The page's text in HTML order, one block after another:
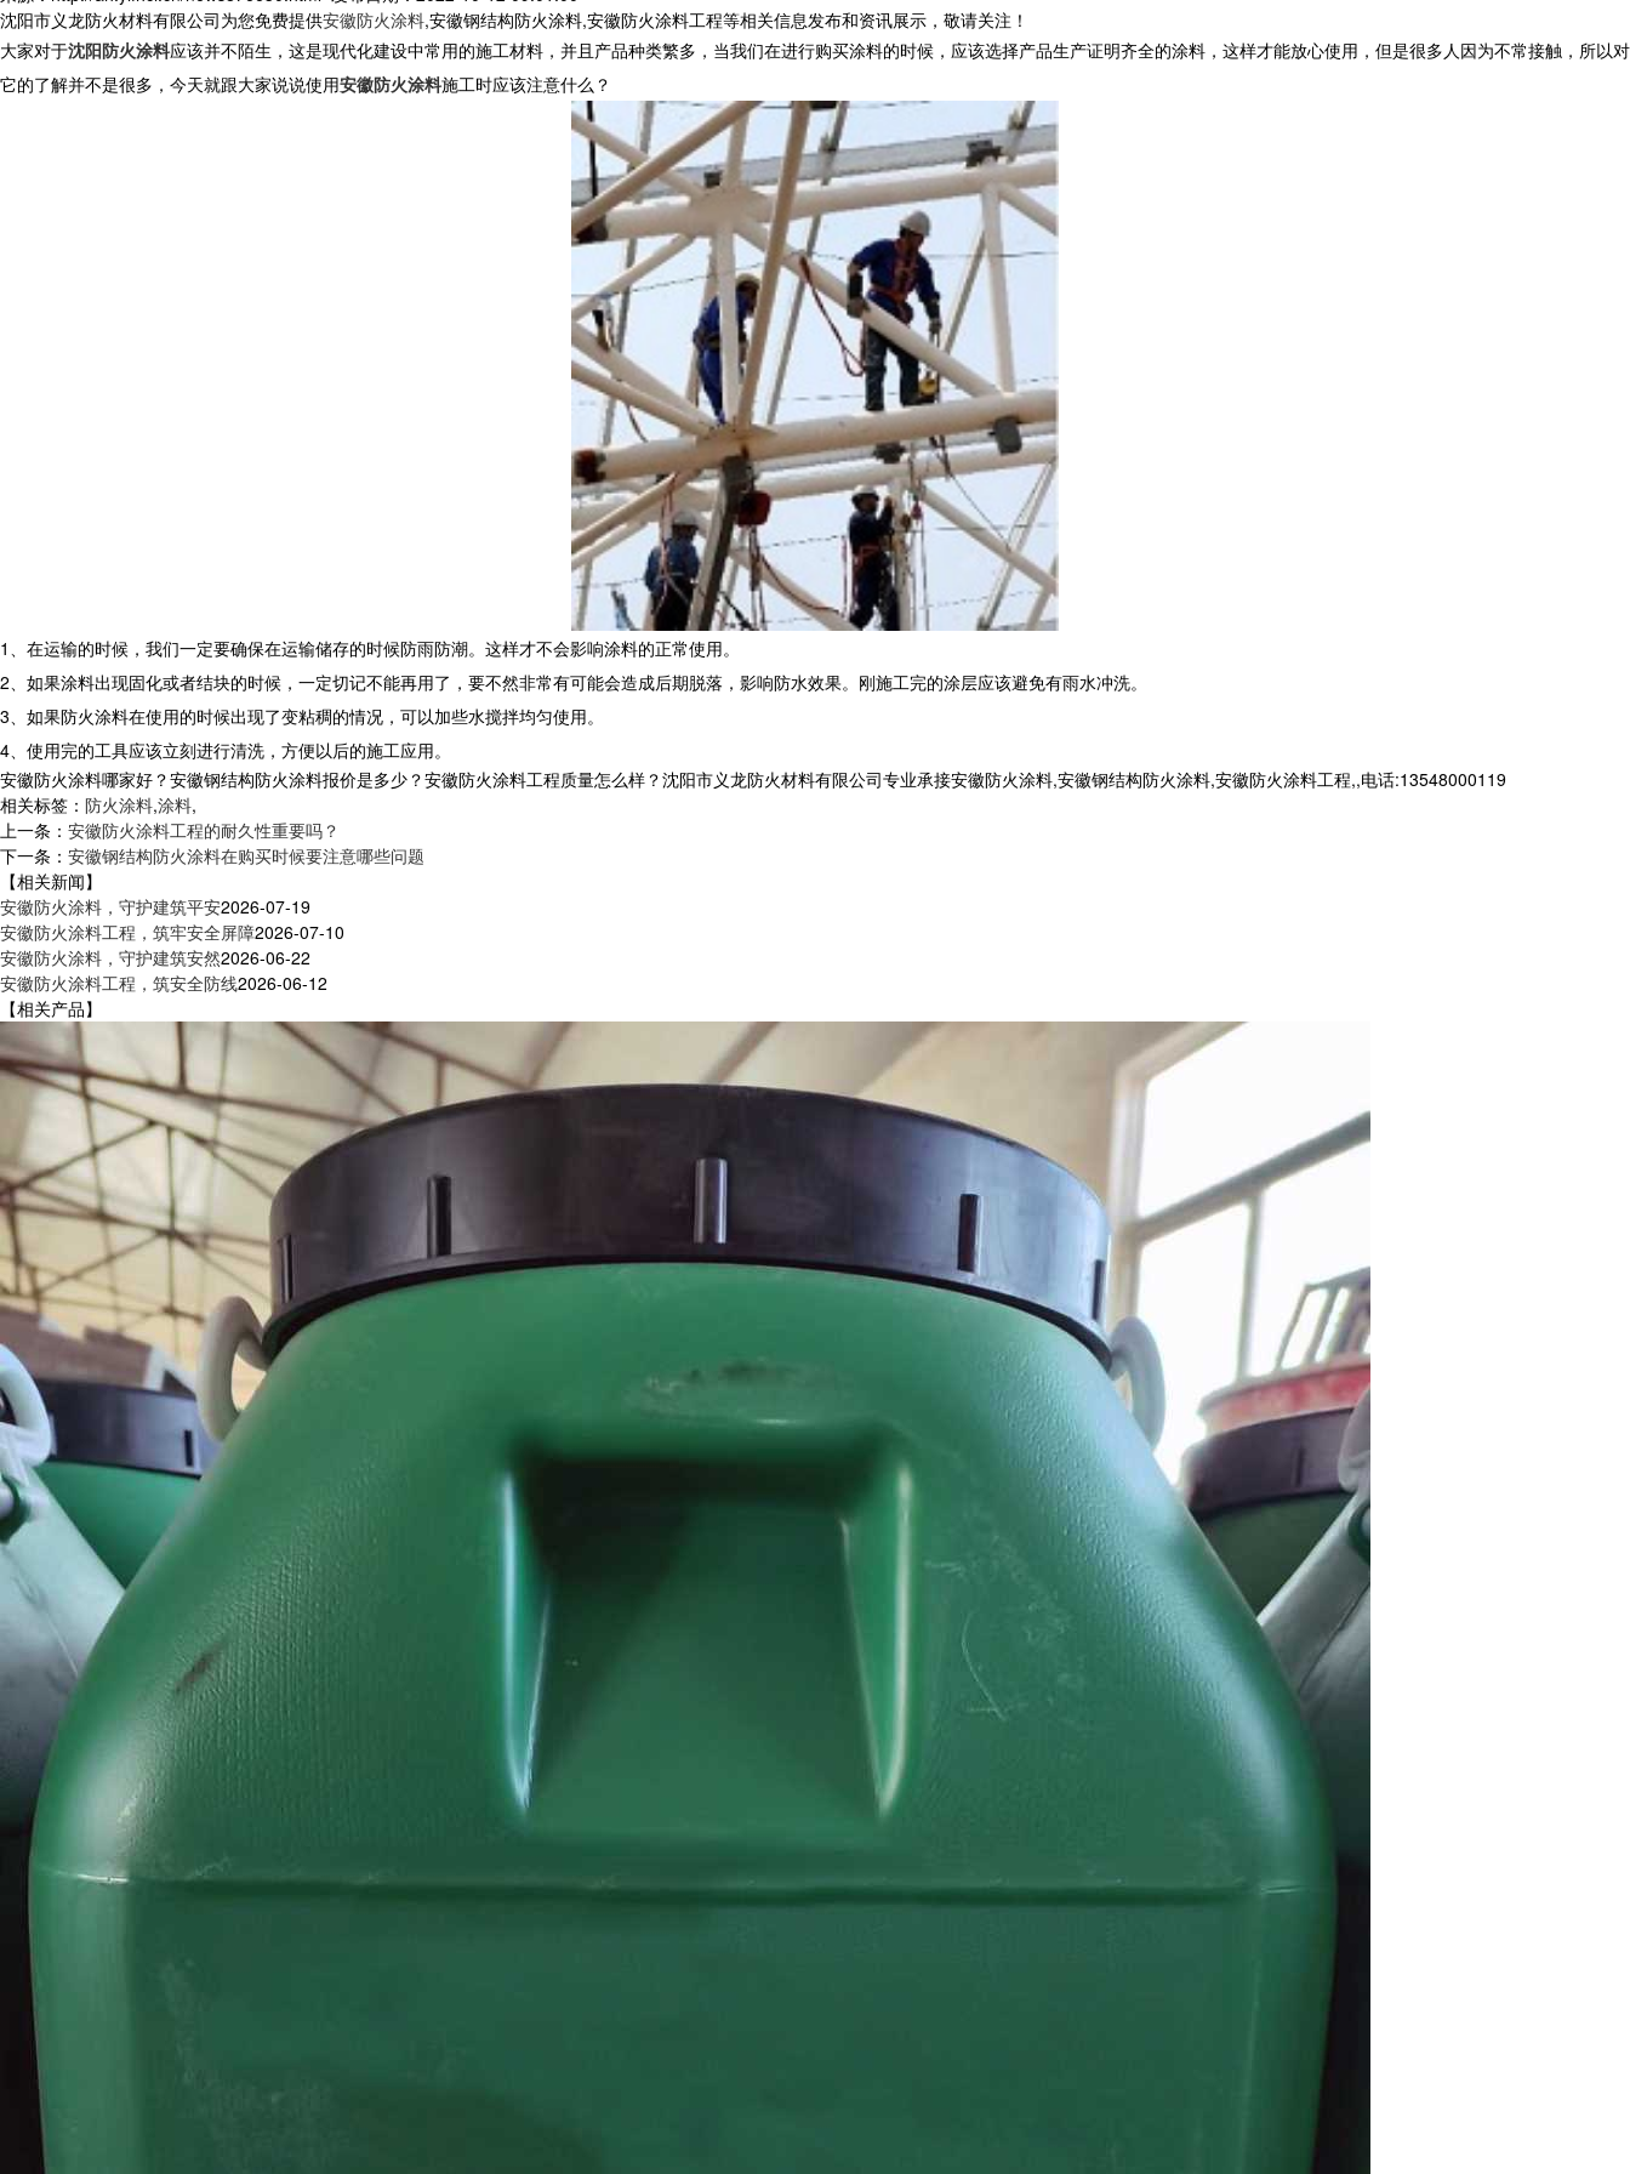
沈阳市义龙防火材料有限公司为您免费提供安徽防火涂料,安徽钢结构防火涂料,安徽防火涂料工程等相关信息发布和资讯展示，敬请关注！
大家对于沈阳防火涂料应该并不陌生，这是现代化建设中常用的施工材料，并且产品种类繁多，当我们在进行购买涂料的时候，应该选择产品生产证明齐全的涂料，这样才能放心使用，但是很多人因为不常接触，所以对
它的了解并不是很多，今天就跟大家说说使用安徽防火涂料施工时应该注意什么？
1、在运输的时候，我们一定要确保在运输储存的时候防雨防潮。这样才不会影响涂料的正常使用。
2、如果涂料出现固化或者结块的时候，一定切记不能再用了，要不然非常有可能会造成后期脱落，影响防水效果。刚施工完的涂层应该避免有雨水冲洗。
3、如果防火涂料在使用的时候出现了变粘稠的情况，可以加些水搅拌均匀使用。
4、使用完的工具应该立刻进行清洗，方便以后的施工应用。
安徽防火涂料哪家好？安徽钢结构防火涂料报价是多少？安徽防火涂料工程质量怎么样？沈阳市义龙防火材料有限公司专业承接安徽防火涂料,安徽钢结构防火涂料,安徽防火涂料工程,,电话:13548000119
相关标签： 防火涂料,涂料,
上一条： 安徽防火涂料工程的耐久性重要吗？
下一条： 安徽钢结构防火涂料在购买时候要注意哪些问题
【相关新闻】
安徽防火涂料，守护建筑平安2026-07-19
安徽防火涂料工程，筑牢安全屏障2026-07-10
安徽防火涂料，守护建筑安然2026-06-22
安徽防火涂料工程，筑安全防线2026-06-12
【相关产品】